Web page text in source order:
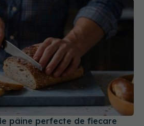
pâine perfecte de fiecare
în poziționarea pâinii